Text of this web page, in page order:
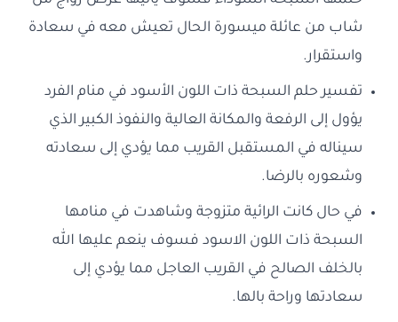
شاب من عائلة ميسورة الحال تعيش معه في سعادة
واستقرار.
تفسير حلم السبحة ذات اللون الأسود في منام الفرد
يؤول إلى الرفعة والمكانة العالية والنفوذ الكبير الذي
سيناله في المستقبل القريب مما يؤدي إلى سعادته
وشعوره بالرضا.
في حال كانت الرائية متزوجة وشاهدت في منامها
السبحة ذات اللون الاسود فسوف ينعم عليها الله
بالخلف الصالح في القريب العاجل مما يؤدي إلى
سعادتها وراحة بالها.